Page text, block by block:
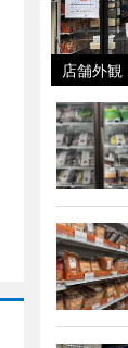
店舗外観